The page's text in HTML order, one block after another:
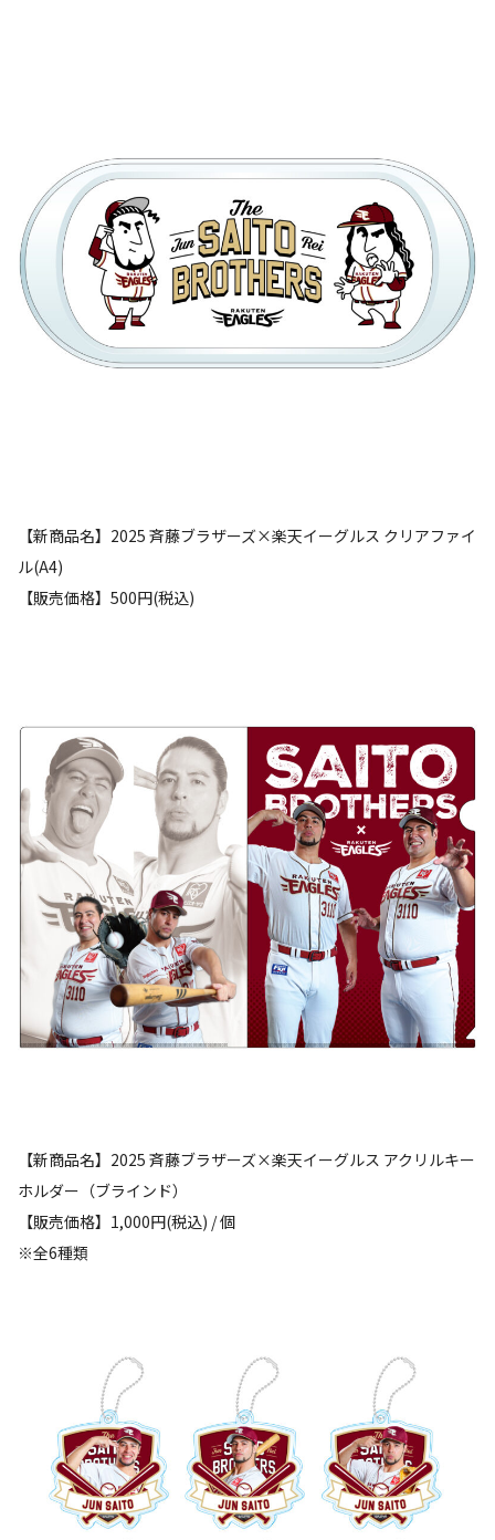
【新商品名】2025 斉藤ブラザーズ×楽天イーグルス クリアファイ
ル(A4)
【販売価格】500円(税込)
【新商品名】2025 斉藤ブラザーズ×楽天イーグルス アクリルキー
ホルダー（ブラインド）
【販売価格】1,000円(税込) / 個
※全6種類